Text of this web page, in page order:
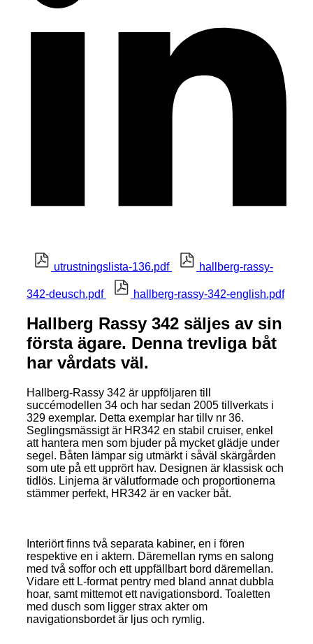
utrustningslista-136.pdf hallberg-rassy-
342-deusch.pdf hallberg-rassy-342-english.pdf
Hallberg Rassy 342 säljes av sin
första ägare. Denna trevliga båt
har vårdats väl.
Hallberg-Rassy 342 är uppföljaren till
succémodellen 34 och har sedan 2005 tillverkats i
329 exemplar. Detta exemplar har tillv nr 36.
Seglingsmässigt är HR342 en stabil cruiser, enkel
att hantera men som bjuder på mycket glädje under
segel. Båten lämpar sig utmärkt i såväl skärgården
som ute på ett upprört hav. Designen är klassisk och
tidlös. Linjerna är välutformade och proportionerna
stämmer perfekt, HR342 är en vacker båt.
Interiört finns två separata kabiner, en i fören
respektive en i aktern. Däremellan ryms en salong
med två soffor och ett uppfällbart bord däremellan.
Vidare ett L-format pentry med bland annat dubbla
hoar, samt mittemot ett navigationsbord. Toaletten
med dusch som ligger strax akter om
navigationsbordet är ljus och rymlig.